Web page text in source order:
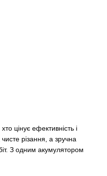
цінує ефективність і
різання, а зручна
З одним акумулятором